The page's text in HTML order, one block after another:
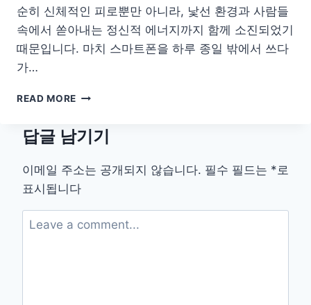
순히 신체적인 피로뿐만 아니라, 낯선 환경과 사람들
속에서 쏟아내는 정신적 에너지까지 함께 소진되었기
때문입니다. 마치 스마트폰을 하루 종일 밖에서 쓰다
가…
READ MORE
지
몸
과
마
음
을
답글 남기기
이메일 주소는 공개되지 않습니다. 필수 필드는 * 로
표시됩니다